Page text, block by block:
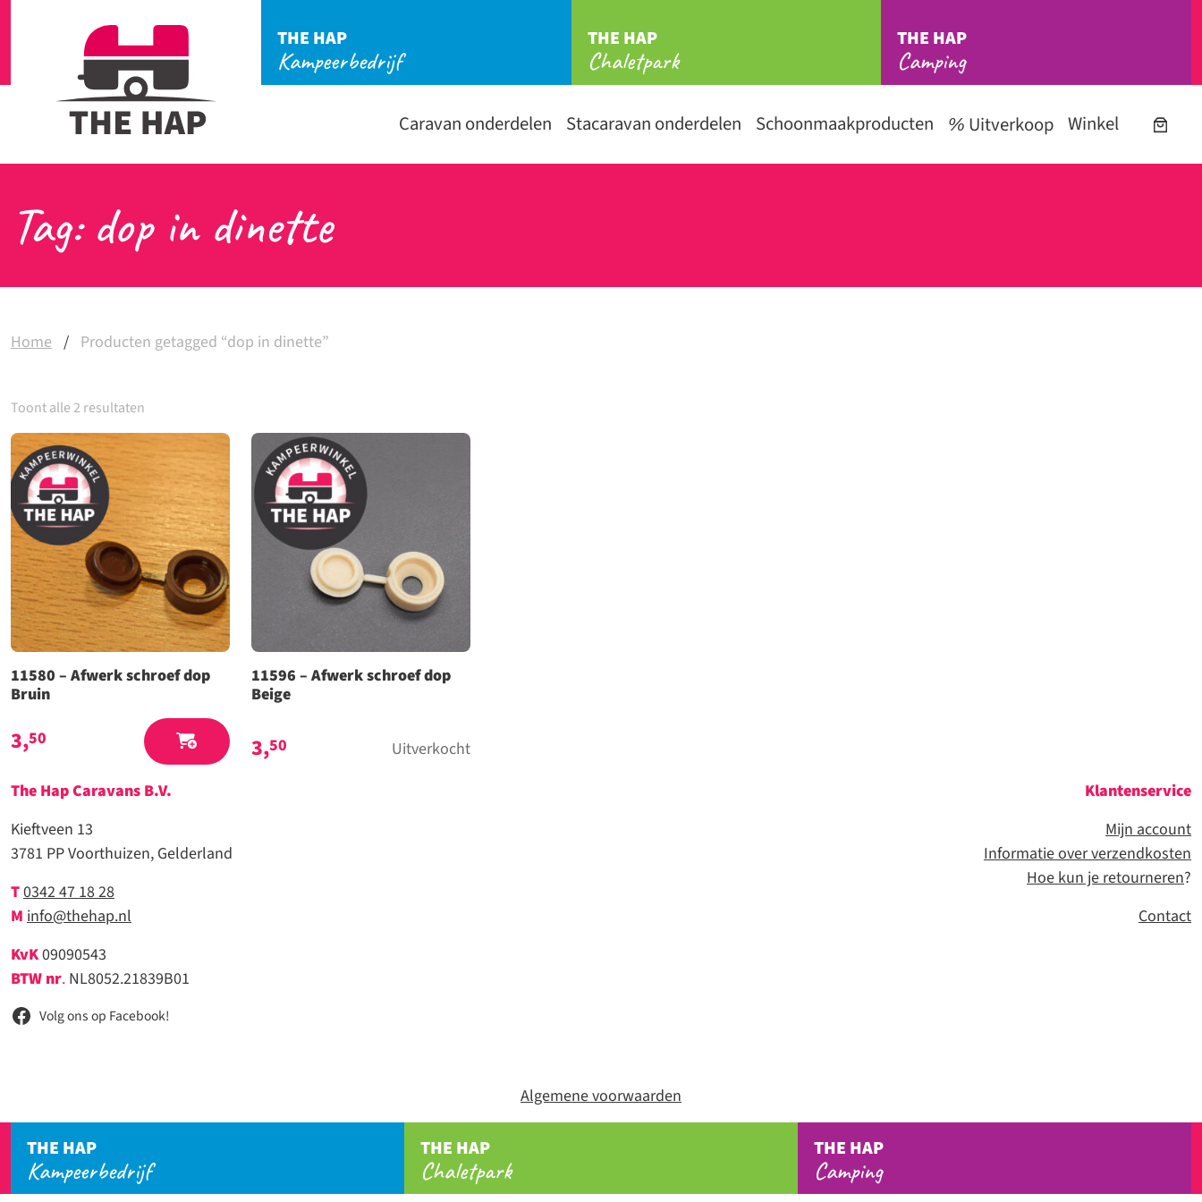
THE HAP
Kampeerbedrijf
THE HAP
Chaletpark
THE HAP
Camping
Caravan onderdelen Stacaravan onderdelen Schoonmaakproducten Uitverkoop Winkel
Tag: dop in dinette
Home / Producten getagged “dop in dinette”
Toont alle 2 resultaten
11580 – Afwerk schroef dop
Bruin
3,50
11596 – Afwerk schroef dop
Beige
3,50
Uitverkocht
The Hap Caravans B.V.
Kieftveen 13
3781 PP Voorthuizen, Gelderland
T0342 47 18 28
M info@thehap.nl
KvK09090543
BTW nr. NL8052.21839B01
Volg ons op Facebook!
Klantenservice
Mijn account
Informatie over verzendkosten
Hoe kun je retourneren?
Contact
Algemene voorwaarden
THE HAP
Kampeerbedrijf
THE HAP
Chaletpark
THE HAP
Camping